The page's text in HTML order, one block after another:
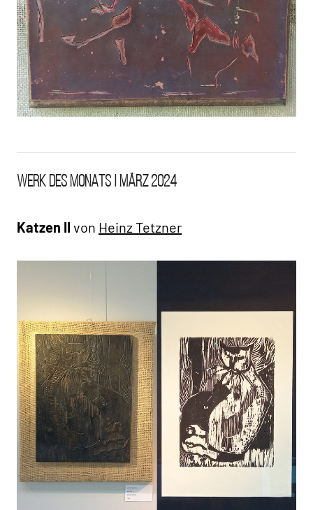
WdM AHA
WERK DES MONATS | MÄRZ 2024
Katzen II von Heinz Tetzner